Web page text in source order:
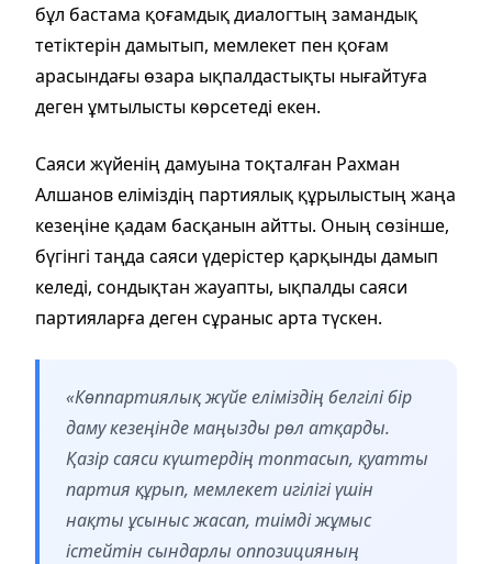
бұл бастама қоғамдық диалогтың замандық
тетіктерін дамытып, мемлекет пен қоғам
арасындағы өзара ықпалдастықты нығайтуға
деген ұмтылысты көрсетеді екен.
Саяси жүйенің дамуына тоқталған Рахман
Алшанов еліміздің партиялық құрылыстың жаңа
кезеңіне қадам басқанын айтты. Оның сөзінше,
бүгінгі таңда саяси үдерістер қарқынды дамып
келеді, сондықтан жауапты, ықпалды саяси
партияларға деген сұраныс арта түскен.
«Көппартиялық жүйе еліміздің белгілі бір
даму кезеңінде маңызды рөл атқарды.
Қазір саяси күштердің топтасып, қуатты
партия құрып, мемлекет игілігі үшін
нақты ұсыныс жасап, тиімді жұмыс
істейтін сындарлы оппозицияның